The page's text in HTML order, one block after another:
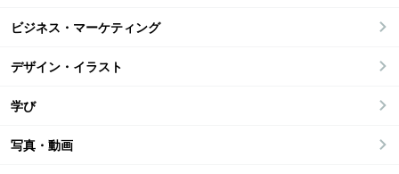
ビジネス・マーケティング
デザイン・イラスト
学び
写真・動画